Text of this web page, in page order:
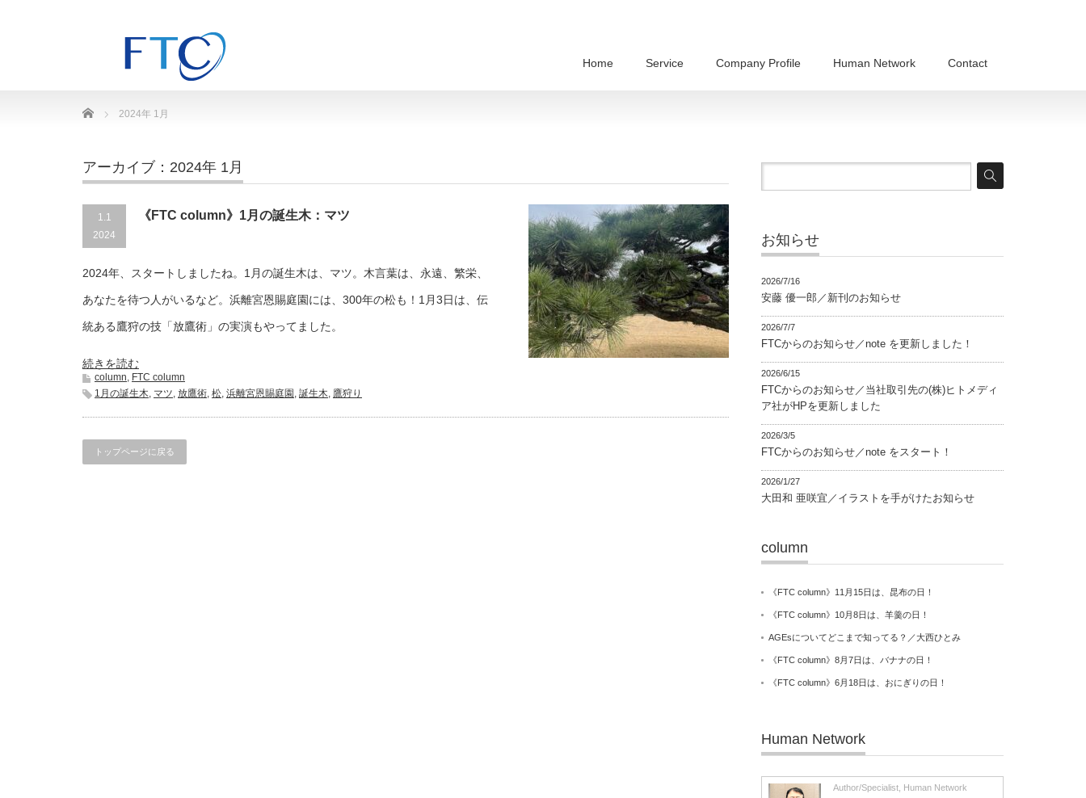
Home Service Company Profile Human Network Contact
Home 2024年 1月
アーカイブ：2024年 1月
1.1
2024
《FTC column》1月の誕生木：マツ
2024年、スタートしましたね。1月の誕生木は、マツ。木言葉は、永遠、繁栄、
あなたを待つ人がいるなど。浜離宮恩賜庭園には、300年の松も！1月3日は、伝
統ある鷹狩の技「放鷹術」の実演もやってました。
続きを読む
column, FTC column
1月の誕生木, マツ, 放鷹術, 松, 浜離宮恩賜庭園 , 誕生木, 鷹狩り
トップページに戻る
お知らせ
2026/7/16
安藤 優一郎／新刊のお知らせ
2026/7/7
FTCからのお知らせ／note を更新しました！
2026/6/15
FTCからのお知らせ／当社取引先の(株)ヒトメディ
ア社がHPを更新しました
2026/3/5
FTCからのお知らせ／note をスタート！
2026/1/27
大田和 亜咲宜／イラストを手がけたお知らせ
column
《FTC column》11月15日は、昆布の日！
《FTC column》10月8日は、羊羹の日！
AGEsについてどこまで知ってる？／大西ひとみ
《FTC column》8月7日は、バナナの日！
《FTC column》6月18日は、おにぎりの日！
Human Network
Author/Specialist Human Network